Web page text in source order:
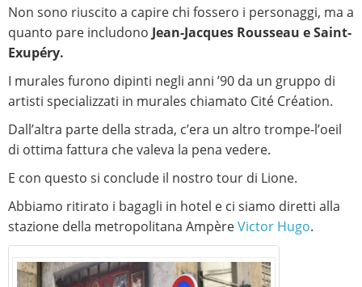
Non sono riuscito a capire chi fossero i personaggi, ma a
quanto pare includono Jean-Jacques Rousseau e Saint-
Exupéry.
I murales furono dipinti negli anni ’90 da un gruppo di
artisti specializzati in murales chiamato Cité Création.
Dall’altra parte della strada, c’era un altro trompe-l’oeil
di ottima fattura che valeva la pena vedere.
E con questo si conclude il nostro tour di Lione.
Abbiamo ritirato i bagagli in hotel e ci siamo diretti alla
stazione della metropolitana AmpèreVictor Hugo.